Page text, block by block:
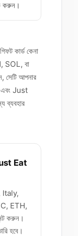
করুন।
কার্ড কেনা
SOL, বা
সেটি আপনার
এবং Just
ব্যবহার
Eat
ETH,
করুন।
হবে।